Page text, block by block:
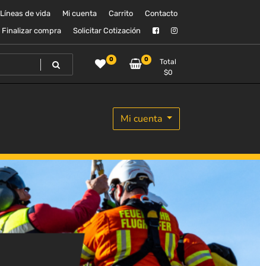
Líneas de vida Mi cuenta Carrito
Contacto
Finalizar compra
Solicitar Cotización
0 0
Total
$0
Mi cuenta